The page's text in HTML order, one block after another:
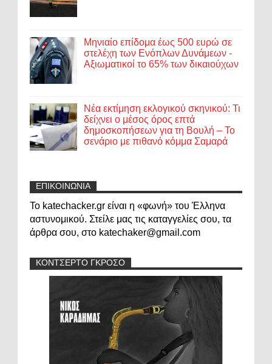
Μηνιαίο επίδομα έως 500 ευρώ σε
στελέχη των Ενόπλων Δυνάμεων -
Αξιωματικοί το 65% των δικαιούχων
Νέα εκτίμηση εκλογικού σκηνικού: Τι
δείχνει ο μέσος όρος επτά
δημοσκοπήσεων για τη Βουλή – Το
σενάριο με πιθανό κόμμα Σαμαρά
ΕΠΙΚΟΙΝΩΝΙΑ
Το katechacker.gr είναι η «φωνή» του Έλληνα
αστυνομικού. Στείλε μας τις καταγγελίες σου, τα
άρθρα σου, στο katechaker@gmail.com
ΚΟΝΤΣΕΡΤΟ ΓΚΡΟΣΟ